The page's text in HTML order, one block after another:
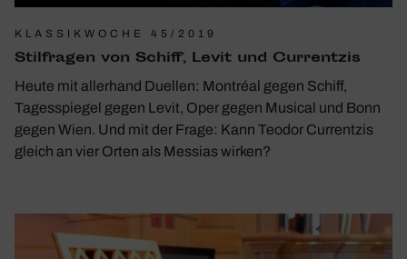
KLASSIKWOCHE 45/2019
Stil­fragen von Schiff, Levit und Curr­entzis
Heute mit aller­hand Duellen: Montréal gegen Schiff,
Tages­spiegel gegen Levit, Oper gegen Musical und Bonn
gegen Wien. Und mit der Frage: Kann Teodor Curr­entzis
gleich an vier Orten als Messias wirken?